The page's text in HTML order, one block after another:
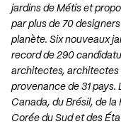
jardins de Métis et
par plus de 70
planète. Six nouveaux
record de 290
architectes, architectes
provenance de 31
Canada, du Brésil, de la
Corée du Sud et des